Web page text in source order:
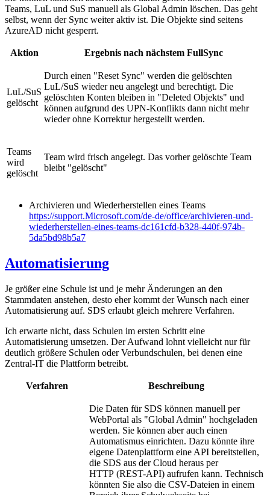
Teams, LuL und SuS manuell als Global Admin löschen. Das geht
selbst, wenn der Sync weiter aktiv ist. Die Objekte sind seitens
AzureAD nicht gesperrt.
Aktion Ergebnis nach nächstem FullSync
LuL/SuS
gelöscht
Durch einen "Reset Sync" werden die gelöschten
LuL/SuS wieder neu angelegt und berechtigt. Die
gelöschten Konten bleiben in "Deleted Objekts" und
können aufgrund des UPN-Konflikts dann nicht mehr
wieder ohne Korrektur hergestellt werden.
Teams
wird
gelöscht
Team wird frisch angelegt. Das vorher gelöschte Team
bleibt "gelöscht"
Archivieren und Wiederherstellen eines Teams
https://support.Microsoft.com/de-de/office/archivieren-und-
wiederherstellen-eines-teams-dc161cfd-b328-440f-974b-
5da5bd98b5a7
Automatisierung
Je größer eine Schule ist und je mehr Änderungen an den
Stammdaten anstehen, desto eher kommt der Wunsch nach einer
Automatisierung auf. SDS erlaubt gleich mehrere Verfahren.
Ich erwarte nicht, dass Schulen im ersten Schritt eine
Automatisierung umsetzen. Der Aufwand lohnt vielleicht nur für
deutlich größere Schulen oder Verbundschulen, bei denen eine
Zentral-IT die Plattform betreibt.
Verfahren Beschreibung
Die Daten für SDS können manuell per
WebPortal als "Global Admin" hochgeladen
werden. Sie können aber auch einen
Automatismus einrichten. Dazu könnte ihre
eigene Datenplattform eine API bereitstellen,
die SDS aus der Cloud heraus per
HTTP (REST-API) aufrufen kann. Technisch
könnten Sie also die CSV-Dateien in einem